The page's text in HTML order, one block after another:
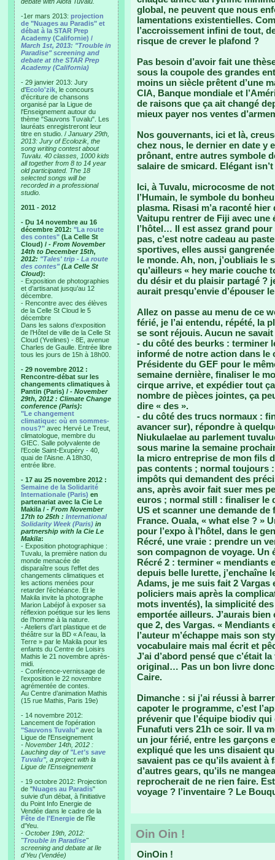
-1er mars 2013: projection
de "Nuages au Paradis" et
débat à la STAR Prep
Academy (Californie) /
March 1st, 2013: "Trouble in
Paradise" screening and
debate at the STAR Prep
Academy (California)
- 29 janvier 2013: Jury
d'Ecolo'zik , le concours
d'écriture de chansons
organisé par la Ligue de
l'Enseignement autour du
thème "Sauvons Tuvalu". Les
lauréats enregistreront leur
titre en studio. / January 29th,
2013: Jury of Ecolozik, the
song writing contest about
Tuvalu. 40 classes, 1000 kids
all together from 8 to 14 year
old participated. The 18
selected songs will be
recorded in a professional
studio.
2011 - 2012
- Du 14 novembre au 16
décembre 2012: "La route
des contes" (La Celle St
Cloud) / - From November
14th to December 15th,
2012: "Tales' trip - La route
des contes"(La Celle St
Cloud):
- Exposition de photographies
et d’artisanat jusqu’au 12
décembre.
- Rencontre avec des élèves
de la Celle St Cloud le 5
décembre
Dans les salons d’exposition
de l’Hôtel de ville de la Celle St
Cloud (Yvelines) - 8E, avenue
Charles de Gaulle. Entrée libre
tous les jours de 15h à 18h00.
- 29 novembre 2012 :
Rencontre-débat sur les
changements climatiques à
Pantin (Paris) / - November
29th, 2012 : Climate Change
conference (Paris):
"Le changement
climatique: où en sommes-
nous?" avec Hervé Le Treut,
climatologue, membre du
GIEC. Salle polyvalente de
l’Ecole Saint-Exupéry - 40,
quai de l’Aisne. A 18h30,
entrée libre.
- 17 au 25 novembre 2012 :
Semaine de la Solidarité
Internationale (Paris) en
partenariat avec la Cie Le
Makila / - From November
17th to 25th : International
Solidarity Week (Paris) in
partnership with la Cie Le
Makila:
- Exposition photographique :
Tuvalu, la première nation du
monde menacée de
disparaître sous l’effet des
changements climatiques et
les actions menées pour
retarder l’échéance. Et le
Makila invite la photographe
Marion Labéjof à exposer sa
réflexion poétique sur les liens
de l’homme à la nature.
- Ateliers d’art plastique et de
théâtre sur la BD « A l’eau, la
Terre » par le Makila pour les
enfants du Centre de Loisirs
Mathis le 21 novembre après-
midi.
- Conférence-vernissage de
l’exposition le 22 novembre
agrémentée de contes.
Au Centre d’animation Mathis
(15 rue Mathis, Paris 19e)
- 14 novembre 2012:
Lancement de l'opération
"Sauvons Tuvalu" avec la
Ligue de l'Enseignement
- November 14th, 2012 :
Lauching day of "Let's save
Tuvalu", a project with la
Ligue de l'Enseignement
- 19 octobre 2012: Projection
de "Nuages au Paradis"
suivie d'un débat, à l'initiative
du Point Info Energie de
Vendée dans le cadre de la
Fête de l'Energie de l'île
d'Yeu.
- October 19th, 2012:
"Trouble in Paradise"
screening and debate at Ile
d'Yeu (Vendée)
global, ne peuvent que nous
lamentations existentielles.
l’accroissement infini de tout,
risque de crever le plafond ?
Pas besoin d’avoir fait une
sous la coupole des grandes
moins un siècle prêtent d’une
CIA, Banque mondiale et
de raisons que ça ait changé
mieux payer nos ventes
Nos gouvernants, ici et là,
chez nous, le dernier en date y
prônant, entre autres symbole
salaire de smicard. Elégant
Ici, à Tuvalu, microcosme de
l’Humain, le symbole du
plasma. Risasi m’a raconté
Vaitupu rentrer de Fiji avec une
l’hôtel… Il est assez grand pour
pas, c’est notre cadeau au
sportives, elles aussi
le monde. Ah, non, j’oubliais le
qu’ailleurs « hey marie couche
du désir et du plaisir partagé ?
aurait presqu’envie d’épouser
Allez on passe au menu de ce
férié, je l’ai entendu, répété, la
se sont réjouis. Aucun ne
- du côté des beurks : terminer
informé de notre action dans le
Présidente du GEF pour le
semaine dernière, finaliser le
cirque arrive, et expédier tout
nombre de pièces jointes, ça
dire « des ».
- du côté des trucs normaux :
avancer sur), répondre à
Niukulaelae au parlement
sous marine la semaine
la micro entreprise de mon fils
pas contents ; normal toujours
impôts qui demandent des
ans, après avoir fait suer mes
euros ; normal still : finaliser le
US et scanner une demande
France. Ouala, « what else ? »
pour l’expo à l’hôtel, dans le
Récré, une vraie : prendre un
son compagnon de voyage. Un
Récré 2 : terminer «
depuis belle lurette, j’enchaîne
Adams, je me suis fait 2 Vargas
policiers mais après la
mots inventés), la simplicité
emportée ailleurs. J’aurais
que 2, des Vargas. «
l’auteur m’échappe mais son
vocabulaire mais mal écrit et
J’ai d’abord pensé que c’était
original… Pas un bon livre
Caire.
Dimanche : si j’ai réussi à
capoter le programme, c’est
prévenir que l’équipe biodiv
Funafuti vers 21h ce soir. Il va
un jour férié, entre les garçons
expliqué que les uns disaient
savaient pas ce qu’ils avaient à
d’autres gears, qu’ils ne
reprocherait de ne rien faire.
voyage ? l’inventaire ? Le
Oin Oin !
OinOin !